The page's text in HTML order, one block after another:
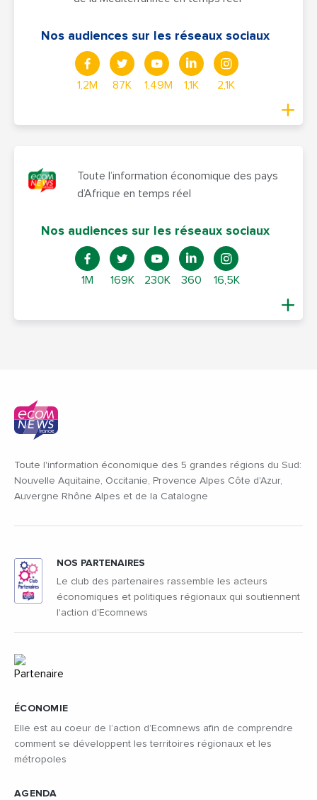
Nos audiences sur les réseaux sociaux
1,2M 87K 1,49M 1,1K 2,1K
Toute l’information économique des pays
d’Afrique en temps réel
Nos audiences sur les réseaux sociaux
1M 169K 230K 360 16,5K
Toute l'information économique des 5 grandes régions du Sud:
Nouvelle Aquitaine, Occitanie, Provence Alpes Côte d'Azur,
Auvergne Rhône Alpes et de la Catalogne
ÉCONOMIE
Elle est au coeur de l’action d’Ecomnews afin de comprendre
comment se développent les territoires régionaux et les
métropoles
AGENDA
NOS PARTENAIRES
Le club des partenaires rassemble les acteurs
économiques et politiques régionaux qui soutiennent
l'action d'Ecomnews